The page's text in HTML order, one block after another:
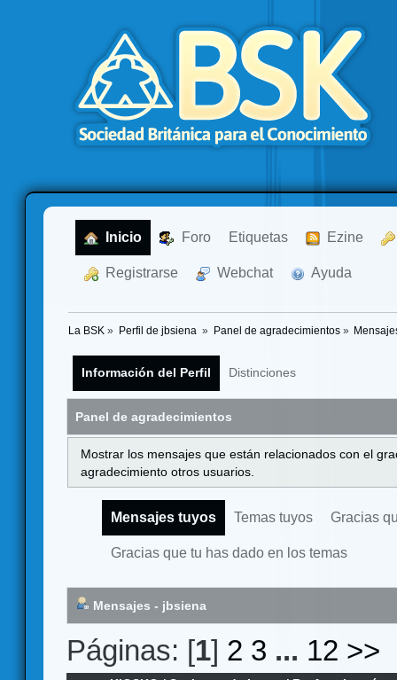
Inicio Foro Etiquetas Ezine
Registrarse Webchat Ayuda
La BSK » Perfil de jbsiena » Panel de agradecimientos»
Información del Perfil Distinciones
Panel de agradecimientos
Mostrar los mensajes que están relacionados con el
agradecimiento otros usuarios.
Mensajes tuyos Temas tuyos Gracias
Gracias que tu has dado en los temas
Mensajes - jbsiena
Páginas: [1] 2 3 ... 12 >>